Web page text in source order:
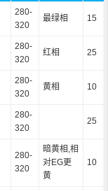
280-
320
最绿相 15
280-
320
红相 25
280-
320
黄相 10
280-
320
25
280-
320
暗黄相,相
对EG更
黄
10